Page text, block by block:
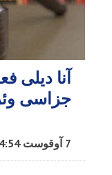
آنا دیلی
جزاسی
7 آوقوست 14:54